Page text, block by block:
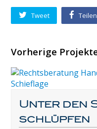
Tweet Teilen
Vorherige
Unter den
schlüpfen